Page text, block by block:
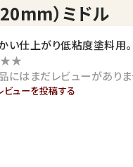
）ミドル
い仕上がり低粘度塗料用。
にはまだレビューがありま
ビューを投稿する